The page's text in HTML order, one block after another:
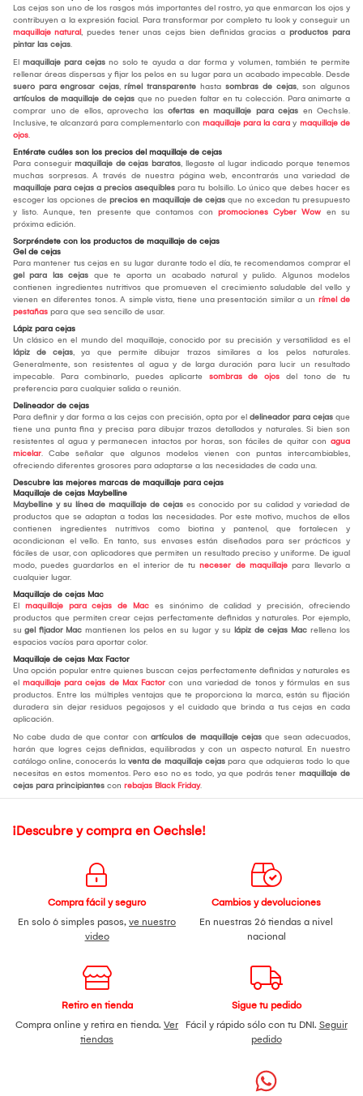
Las cejas son uno de los rasgos más importantes del rostro, ya que enmarcan los ojos y
contribuyen a la expresión facial. Para transformar por completo tu look y conseguir un
maquillaje natural, puedes tener unas cejas bien definidas gracias a productos para
pintar las cejas.
El maquillaje para cejas no solo te ayuda a dar forma y volumen, también te permite
rellenar áreas dispersas y fijar los pelos en su lugar para un acabado impecable. Desde
suero para engrosar cejas, rímel transparente hasta sombras de cejas, son algunos
artículos de maquillaje de cejas que no pueden faltar en tu colección. Para animarte a
comprar uno de ellos, aprovecha las ofertas en maquillaje para cejas en Oechsle.
Inclusive, te alcanzará para complementarlo con maquillaje para la cara y maquillaje de
ojos.
Entérate cuáles son los precios del maquillaje de cejas
Para conseguir maquillaje de cejas baratos, llegaste al lugar indicado porque tenemos
muchas sorpresas. A través de nuestra página web, encontrarás una variedad de
maquillaje para cejas a precios asequibles para tu bolsillo. Lo único que debes hacer es
escoger las opciones de precios en maquillaje de cejas que no excedan tu presupuesto
y listo. Aunque, ten presente que contamos con promociones Cyber Wow en su
próxima edición.
Sorpréndete con los productos de maquillaje de cejas
Gel de cejas
Para mantener tus cejas en su lugar durante todo el día, te recomendamos comprar el
gel para las cejas que te aporta un acabado natural y pulido. Algunos modelos
contienen ingredientes nutritivos que promueven el crecimiento saludable del vello y
vienen en diferentes tonos. A simple vista, tiene una presentación similar a un rímel de
pestañas para que sea sencillo de usar.
Lápiz para cejas
Un clásico en el mundo del maquillaje, conocido por su precisión y versatilidad es el
lápiz de cejas, ya que permite dibujar trazos similares a los pelos naturales.
Generalmente, son resistentes al agua y de larga duración para lucir un resultado
impecable. Para combinarlo, puedes aplicarte sombras de ojos del tono de tu
preferencia para cualquier salida o reunión.
Delineador de cejas
Para definir y dar forma a las cejas con precisión, opta por el delineador para cejas que
tiene una punta fina y precisa para dibujar trazos detallados y naturales. Si bien son
resistentes al agua y permanecen intactos por horas, son fáciles de quitar con agua
micelar. Cabe señalar que algunos modelos vienen con puntas intercambiables,
ofreciendo diferentes grosores para adaptarse a las necesidades de cada una.
Descubre las mejores marcas de maquillaje para cejas
Maquillaje de cejas Maybelline
Maybelline y su línea de maquillaje de cejas es conocido por su calidad y variedad de
productos que se adaptan a todas las necesidades. Por este motivo, muchos de ellos
contienen ingredientes nutritivos como biotina y pantenol, que fortalecen y
acondicionan el vello. En tanto, sus envases están diseñados para ser prácticos y
fáciles de usar, con aplicadores que permiten un resultado preciso y uniforme. De igual
modo, puedes guardarlos en el interior de tu neceser de maquillaje para llevarlo a
cualquier lugar.
Maquillaje de cejas Mac
El maquillaje para cejas de Mac es sinónimo de calidad y precisión, ofreciendo
productos que permiten crear cejas perfectamente definidas y naturales. Por ejemplo,
su gel fijador Mac mantienen los pelos en su lugar y su lápiz de cejas Mac rellena los
espacios vacíos para aportar color.
Maquillaje de cejas Max Factor
Una opción popular entre quienes buscan cejas perfectamente definidas y naturales es
el maquillaje para cejas de Max Factor con una variedad de tonos y fórmulas en sus
productos. Entre las múltiples ventajas que te proporciona la marca, están su fijación
duradera sin dejar residuos pegajosos y el cuidado que brinda a tus cejas en cada
aplicación.
No cabe duda de que contar con artículos de maquillaje cejas que sean adecuados,
harán que logres cejas definidas, equilibradas y con un aspecto natural. En nuestro
catálogo online, conocerás la venta de maquillaje cejas para que adquieras todo lo que
necesitas en estos momentos. Pero eso no es todo, ya que podrás tener maquillaje de
cejas para principiantes con rebajas Black Friday.
¡Descubre y compra en Oechsle!
Compra fácil y seguro
En solo 6 simples pasos, ve nuestro
video
Cambios y devoluciones
En nuestras 26 tiendas a nivel
nacional
Retiro en tienda
Compra online y retira en tienda. Ver
tiendas
Sigue tu pedido
Fácil y rápido sólo con tu DNI. Seguir
pedido